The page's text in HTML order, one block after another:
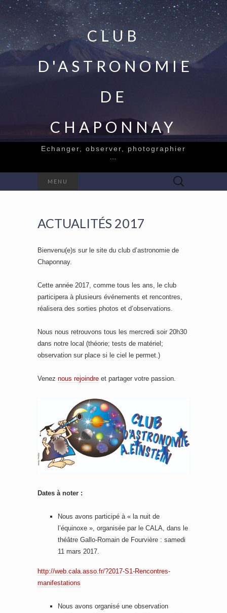
CLUB
D'ASTRONOMIE
DE
CHAPONNAY
Echanger, observer, photographier
MENU Rechercher :
ACTUALITÉS 2017
Bienvenu(e)s sur le site du club d’astronomie de
Chaponnay.
Cette année 2017, comme tous les ans, le club
participera à plusieurs événements et rencontres,
réalisera des sorties photos et d’observations.
Nous nous retrouvons tous les mercredi soir 20h30
dans notre local (théorie; tests de matériel;
observation sur place si le ciel le permet.)
Venez nous rejoindre et partager votre passion.
Dates à noter :
Nous avons participé à « la nuit de
l’équinoxe », organisée par le CALA, dans le
théâtre Gallo-Romain de Fourvière : samedi
11 mars 2017.
http://web.cala.asso.fr/?2017-S1-Rencontres-
manifestations
Nous avons organisé une observation